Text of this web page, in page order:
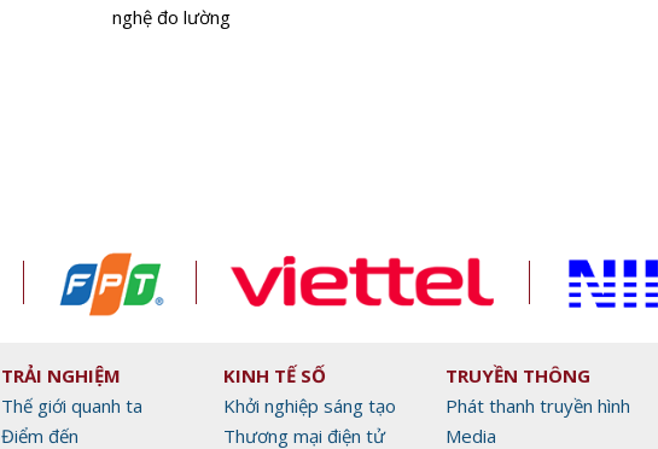
nghệ đo lường
TRẢI NGHIỆM
Thế giới quanh ta
Điểm đến
KINH TẾ SỐ
Khởi nghiệp sáng tạo
Thương mại điện tử
TRUYỀN THÔNG
Phát thanh truyền hình
Media